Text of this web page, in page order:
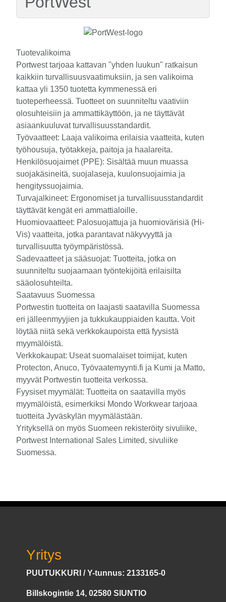
Tuotevalikoima
Portwest tarjoaa kattavan "yhden luukun" ratkaisun
kaikkiin turvallisuusvaatimuksiin, ja sen valikoima
kattaa yli 1350 tuotetta kymmenessä eri
tuoteperheessä. Tuotteet on suunniteltu vaativiin
olosuhteisiin ja ammattikäyttöön, ja ne täyttävät
asiaankuuluvat turvallisuusstandardit.
Työvaatteet: Laaja valikoima erilaisia vaatteita, kuten
työhousuja, työtakkeja, paitoja ja haalareita.
Henkilösuojaimet (PPE): Sisältää muun muassa
suojakäsineitä, suojalaseja, kuulonsuojaimia ja
hengityssuojaimia.
Turvajalkineet: Ergonomiset ja turvallisuusstandardit
täyttävät kengät eri ammattialoille.
Huomiovaatteet: Palosuojattuja ja huomiovärisiä (Hi-
Vis) vaatteita, jotka parantavat näkyvyyttä ja
turvallisuutta työympäristössä.
Sadevaatteet ja sääsuojat: Tuotteita, jotka on
suunniteltu suojaamaan työntekijöitä erilaisilta
sääolosuhteilta.
Saatavuus Suomessa
Portwestin tuotteita on laajasti saatavilla Suomessa
eri jälleenmyyjien ja tukkukauppiaiden kautta. Voit
löytää niitä sekä verkkokaupoista että fyysistä
myymälöistä.
Verkkokaupat: Useat suomalaiset toimijat, kuten
Protecton, Anuco, Työvaatemyynti.fi ja Kumi ja Matto,
myyvät Portwestin tuotteita verkossa.
Fyysiset myymälät: Tuotteita on saatavilla myös
myymälöistä, esimerkiksi Mondo Workwear tarjoaa
tuotteita Jyväskylän myymälästään.
Yrityksellä on myös Suomeen rekisteröity sivuliike,
Portwest International Sales Limited, sivuliike
Suomessa.
Yritys
PUUTUKKURI / Y-tunnus: 2133165-0
Billskogintie 14, 02580 SIUNTIO